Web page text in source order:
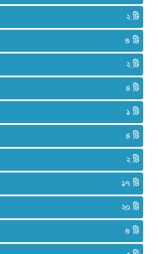
২
৩
২
৪
১
৪
২
১৭
২০
৩